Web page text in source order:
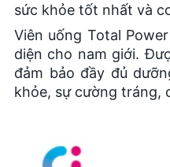
sức khỏe tốt nhất và
Viên uống Total
diện cho nam giới.
đảm bảo đầy đủ
khỏe, sự cường tráng,